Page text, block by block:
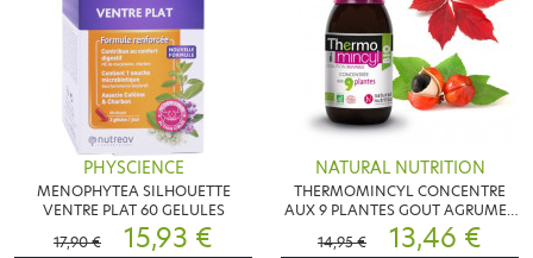
PHYSCIENCE
MENOPHYTEA SILHOUETTE
VENTRE PLAT 60 GELULES
17,90 €
15,93 €
NATURAL NUTRITION
THERMOMINCYL CONCENTRE
AUX 9 PLANTES GOUT AGRUMES
250ML
14,95 € 13,46 €